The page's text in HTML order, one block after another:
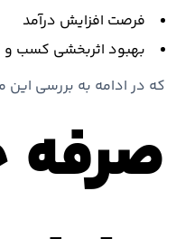
فرصت افزایش درآمد
بهبود اثربخشی کسب و
که در ادامه به بررسی این
صرفه